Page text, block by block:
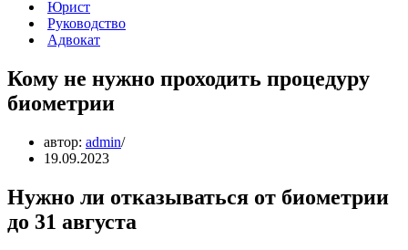
Юрист
Руководство
Адвокат
Кому не нужно проходить процедуру
биометрии
автор: admin
19.09.2023
Нужно ли отказываться от биометрии
до 31 августа